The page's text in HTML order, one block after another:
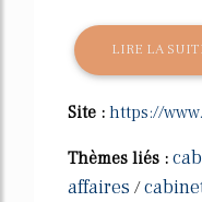
LIRE LA
Site : https://
Thèmes liés :
affaires /